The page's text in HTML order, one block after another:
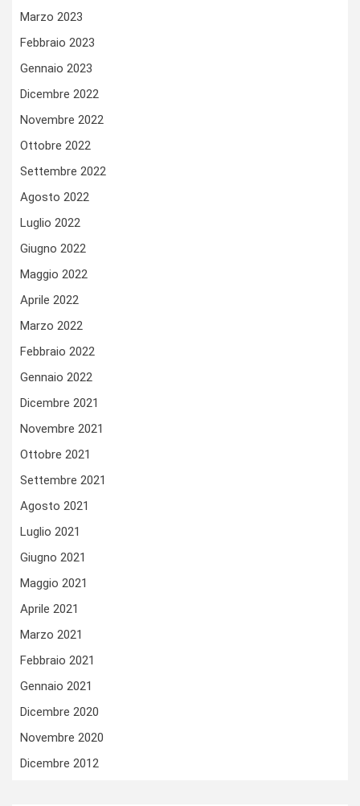
Marzo 2023
Febbraio 2023
Gennaio 2023
Dicembre 2022
Novembre 2022
Ottobre 2022
Settembre 2022
Agosto 2022
Luglio 2022
Giugno 2022
Maggio 2022
Aprile 2022
Marzo 2022
Febbraio 2022
Gennaio 2022
Dicembre 2021
Novembre 2021
Ottobre 2021
Settembre 2021
Agosto 2021
Luglio 2021
Giugno 2021
Maggio 2021
Aprile 2021
Marzo 2021
Febbraio 2021
Gennaio 2021
Dicembre 2020
Novembre 2020
Dicembre 2012